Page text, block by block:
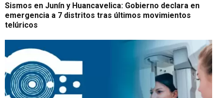
Sismos en Junín y Huancavelica: Gobierno declara en
emergencia a 7 distritos tras últimos movimientos
telúricos